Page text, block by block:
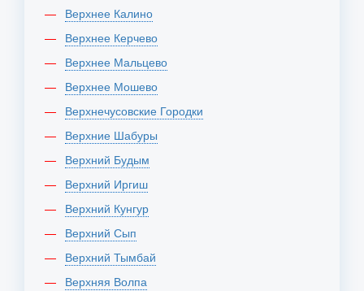
Верхнее Калино
Верхнее Керчево
Верхнее Мальцево
Верхнее Мошево
Верхнечусовские Городки
Верхние Шабуры
Верхний Будым
Верхний Иргиш
Верхний Кунгур
Верхний Сып
Верхний Тымбай
Верхняя Волпа